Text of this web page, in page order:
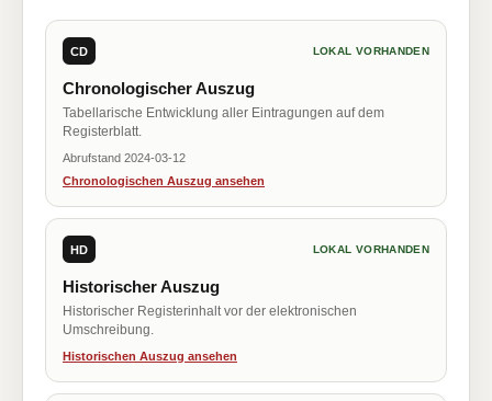
CD LOKAL VORHANDEN
Chronologischer Auszug
Tabellarische Entwicklung aller Eintragungen auf dem
Registerblatt.
Abrufstand 2024-03-12
Chronologischen Auszug ansehen
HD LOKAL VORHANDEN
Historischer Auszug
Historischer Registerinhalt vor der elektronischen
Umschreibung.
Historischen Auszug ansehen